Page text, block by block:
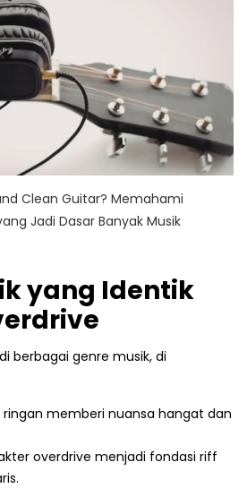
Clean Guitar? Memahami
Jadi Dasar Banyak Musik
yang Identik
berbagai genre musik, di
ringan memberi nuansa hangat dan
overdrive menjadi fondasi riff